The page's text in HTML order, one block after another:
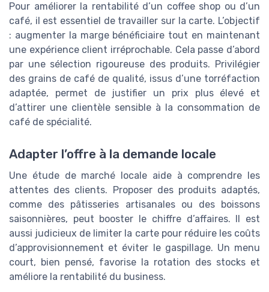
Pour améliorer la rentabilité d’un coffee shop ou d’un
café, il est essentiel de travailler sur la carte. L’objectif
: augmenter la marge bénéficiaire tout en maintenant
une expérience client irréprochable. Cela passe d’abord
par une sélection rigoureuse des produits. Privilégier
des grains de café de qualité, issus d’une torréfaction
adaptée, permet de justifier un prix plus élevé et
d’attirer une clientèle sensible à la consommation de
café de spécialité.
Adapter l’offre à la demande locale
Une étude de marché locale aide à comprendre les
attentes des clients. Proposer des produits adaptés,
comme des pâtisseries artisanales ou des boissons
saisonnières, peut booster le chiffre d’affaires. Il est
aussi judicieux de limiter la carte pour réduire les coûts
d’approvisionnement et éviter le gaspillage. Un menu
court, bien pensé, favorise la rotation des stocks et
améliore la rentabilité du business.